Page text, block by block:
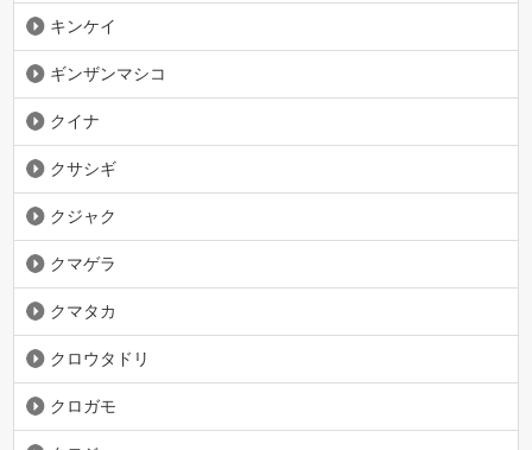
キンケイ
ギンザンマシコ
クイナ
クサシギ
クジャク
クマゲラ
クマタカ
クロウタドリ
クロガモ